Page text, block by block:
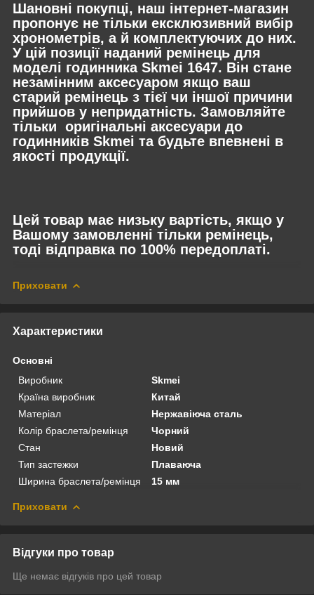
Шановні покупці, наш інтернет-магазин
пропонує не тільки ексклюзивний вибір
хронометрів, а й комплектуючих до них.
У цій позиції наданий ремінець для
моделі годинника Skmei 1647. Він стане
незамінним аксесуаром якщо ваш
старий ремінець з тієї чи іншої причини
прийшов у непридатність. Замовляйте
тільки оригінальні аксесуари до
годинників Skmei та будьте впевнені в
якості продукції.
Цей товар має низьку вартість, якщо у
Вашому замовленні тільки ремінець,
тоді відправка по 100% передоплаті.
Приховати
Характеристики
Основні
Виробник
Skmei
Країна виробник
Китай
Матеріал
Нержавіюча сталь
Колір браслета/ремінця
Чорний
Стан
Новий
Тип застежки
Плаваюча
Ширина браслета/ремінця
15 мм
Приховати
Відгуки про товар
Ще немає відгуків про цей товар